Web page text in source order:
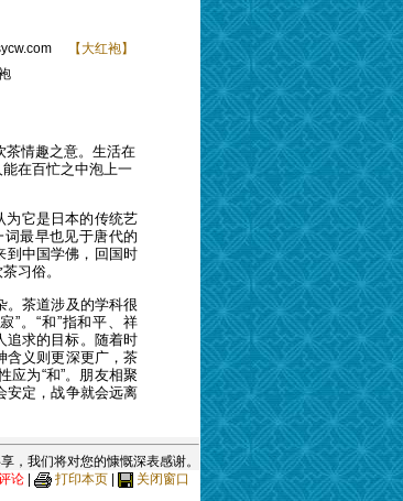
【大红袍】
袍
情趣之意。生活在
在百忙之中泡上一
它是日本的传统艺
最早也见于唐代的
到中国学佛，回国时
习俗。
茶道涉及的学科很
”。“和”指和平、祥
追求的目标。随着时
含义则更深更广，茶
为“和”。朋友相聚
安定，战争就会远离
我们将对您的慷慨深表感谢。
论| 打印本页| 关闭窗口